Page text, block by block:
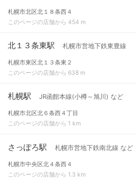
札幌市北区北１８条西４
このページの店舗から 454 m
北１３条東駅 札幌市営地下鉄東豊線
札幌市東区北１３条東２
このページの店舗から 638 m
札幌駅 JR函館本線(小樽～旭川) など
札幌市北区北６条西４丁目
このページの店舗から 1 km
さっぽろ駅 札幌市営地下鉄南北線 など
札幌市中央区北４条西４
このページの店舗から 1.3 km